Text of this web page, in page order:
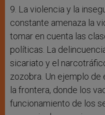
9. La violencia y la
constante amenaza la
tomar en cuenta las
políticas. La
sicariato y el
zozobra. Un ejemplo de
la frontera, donde los
funcionamiento de los